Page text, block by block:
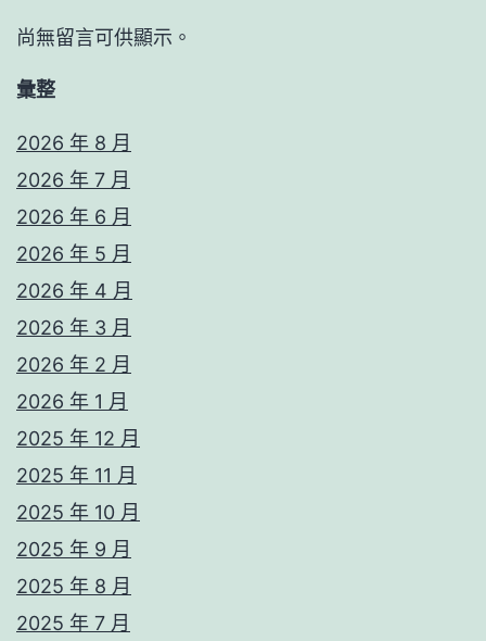
尚無留言可供顯示。
彙整
2026 年 8 月
2026 年 7 月
2026 年 6 月
2026 年 5 月
2026 年 4 月
2026 年 3 月
2026 年 2 月
2026 年 1 月
2025 年 12 月
2025 年 11 月
2025 年 10 月
2025 年 9 月
2025 年 8 月
2025 年 7 月